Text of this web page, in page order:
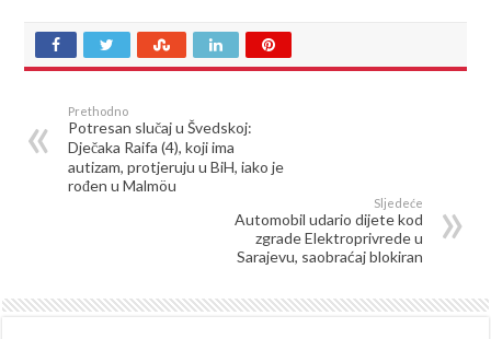
Prethodno
Potresan slučaj u Švedskoj:
Dječaka Raifa (4), koji ima
autizam, protjeruju u BiH, iako je
rođen u Malmöu
Sljedeće
Automobil udario dijete kod
zgrade Elektroprivrede u
Sarajevu, saobraćaj blokiran